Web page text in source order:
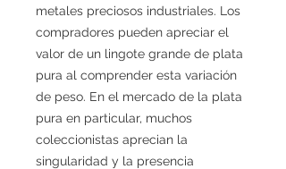
metales preciosos industriales. Los
compradores pueden apreciar el
valor de un lingote grande de plata
pura al comprender esta variación
de peso. En el mercado de la plata
pura en particular, muchos
coleccionistas aprecian la
singularidad y la presencia